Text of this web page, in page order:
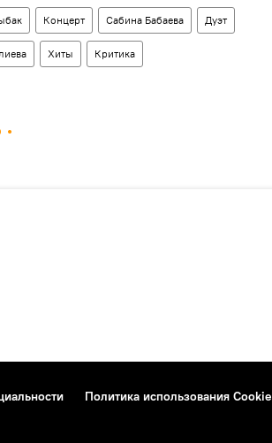
Концерт Сабина Бабаева Дуэт
Хиты Критика
Политика использования Cookie